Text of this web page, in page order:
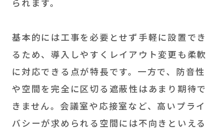
られます。
基本的には工事を必要とせず手軽に設置でき
るため、導入しやすくレイアウト変更も柔軟
に対応できる点が特長です。一方で、防音性
や空間を完全に区切る遮蔽性はあまり期待で
きません。会議室や応接室など、高いプライ
バシーが求められる空間には不向きといえる